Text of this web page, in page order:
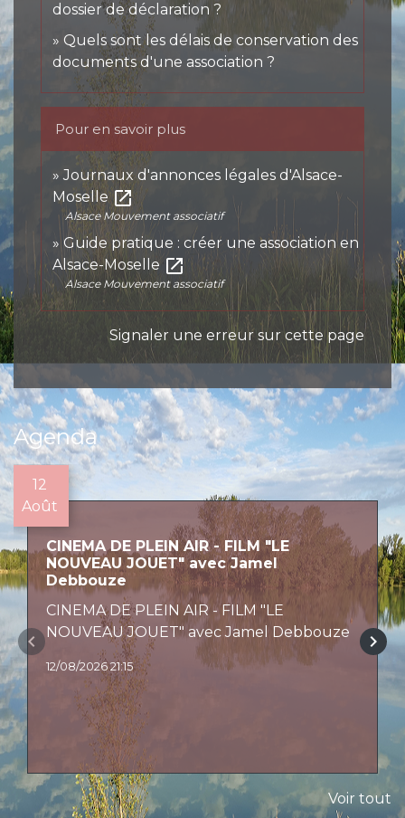
dossier de déclaration ?
Quels sont les délais de conservation des
documents d'une association ?
Pour en savoir plus
Journaux d'annonces légales d'Alsace-
Moselleopen_in_new
Alsace Mouvement associatif
Guide pratique : créer une association en
Alsace-Moselle open_in_new
Alsace Mouvement associatif
Signaler une erreur sur cette page
Agenda
12
Août
CINEMA DE PLEIN AIR - FILM "LE
NOUVEAU JOUET" avec Jamel
Debbouze
CINEMA DE PLEIN AIR - FILM "LE
NOUVEAU JOUET" avec Jamel Debbouze
12/08/2026 21:15
keyboard_arrow_left keyboard_arrow_right
Voir tout